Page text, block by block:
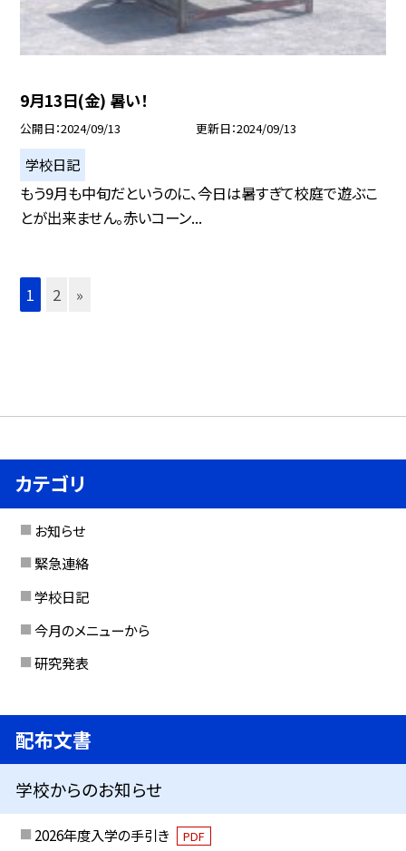
9月13日(金) 暑い！
公開日 2024/09/13 更新日 2024/09/13
学校日記
もう9月も中旬だというのに、今日は暑すぎて校庭で遊ぶこ
とが出来ません。赤いコーン...
1 2 »
カテゴリ
お知らせ
緊急連絡
学校日記
今月のメニューから
研究発表
配布文書
学校からのお知らせ
2026年度入学の手引き PDF